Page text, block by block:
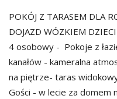
POKÓJ Z TARASEM DLA
DOJAZD WÓZKIEM
4 osobowy - Pokoje z
kanałów - kameralna
na piętrze- taras
Gości - w lecie za